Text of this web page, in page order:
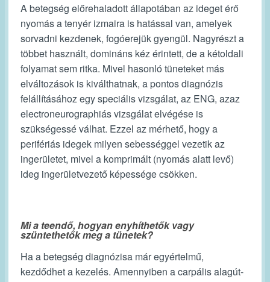
A betegség előrehaladott állapotában az ideget érő
nyomás a tenyér izmaira is hatással van, amelyek
sorvadni kezdenek, fogóerejük gyengül. Nagyrészt a
többet használt, domináns kéz érintett, de a kétoldali
folyamat sem ritka. Mivel hasonló tüneteket más
elváltozások is kiválthatnak, a pontos diagnózis
felállításához egy speciális vizsgálat, az ENG, azaz
electroneurographiás vizsgálat elvégése is
szükségessé válhat. Ezzel az mérhető, hogy a
perifériás idegek milyen sebességgel vezetik az
ingerületet, mivel a komprimált (nyomás alatt levő)
ideg ingerületvezető képessége csökken.
Mi a teendő, hogyan enyhíthetők vagy
szüntethetők meg a tünetek?
Ha a betegség diagnózisa már egyértelmű,
kezdődhet a kezelés. Amennyiben a carpális alagút-